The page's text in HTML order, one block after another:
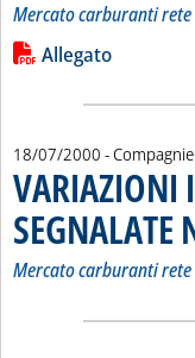
Mercato carburanti rete
Leggi tutta la notizia:
Lista allegati
Allegato
18/07/2000 -
VARIAZIONI
Mercato carburanti rete